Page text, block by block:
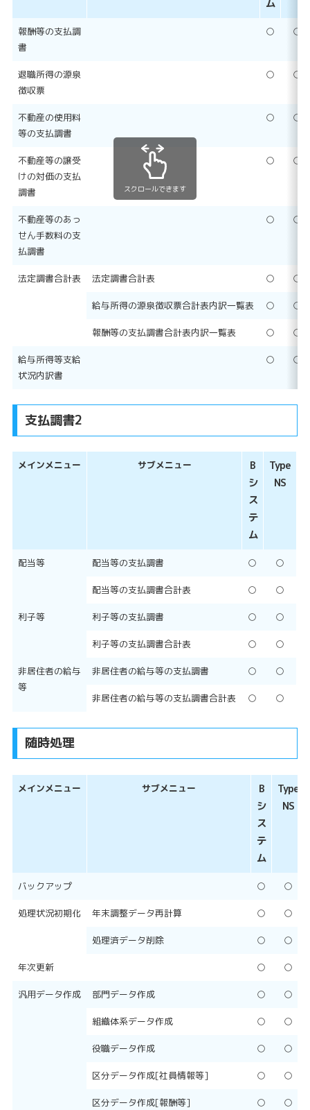
ム
報酬等の支払調
書
○ ○
退職所得の源泉
徴収票
○ ○
不動産の使用料
等の支払調書
○ ○
不動産等の譲受
けの対価の支払
調書
○ ○
不動産等のあっ
せん手数料の支
払調書
○ ○
法定調書合計表 法定調書合計表 ○ ○
給与所得の源泉徴収票合計表内訳一覧表 ○ ○
報酬等の支払調書合計表内訳一覧表 ○ ○
給与所得等支給
状況内訳書
○ ○
スクロールできます
支払調書2
メインメニュー サブメニュー
B
シ
ス
テ
ム
Type
NS
配当等 配当等の支払調書 ○ ○
配当等の支払調書合計表 ○ ○
利子等 利子等の支払調書 ○ ○
利子等の支払調書合計表 ○ ○
非居住者の給与
等
非居住者の給与等の支払調書 ○ ○
非居住者の給与等の支払調書合計表 ○ ○
随時処理
メインメニュー サブメニュー
B
シ
ス
テ
ム
Type
NS
バックアップ ○ ○
処理状況初期化 年末調整データ再計算 ○ ○
処理済データ削除 ○ ○
年次更新 ○ ○
汎用データ作成 部門データ作成 ○ ○
組織体系データ作成 ○ ○
役職データ作成 ○ ○
区分データ作成[社員情報等] ○ ○
区分データ作成[報酬等] ○ ○